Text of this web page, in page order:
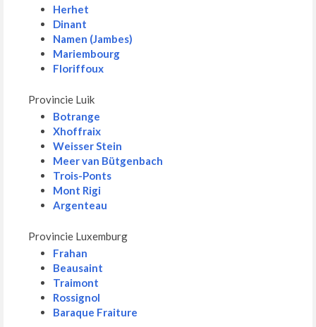
Herhet
Dinant
Namen (Jambes)
Mariembourg
Floriffoux
Provincie Luik
Botrange
Xhoffraix
Weisser Stein
Meer van Bütgenbach
Trois-Ponts
Mont Rigi
Argenteau
Provincie Luxemburg
Frahan
Beausaint
Traimont
Rossignol
Baraque Fraiture